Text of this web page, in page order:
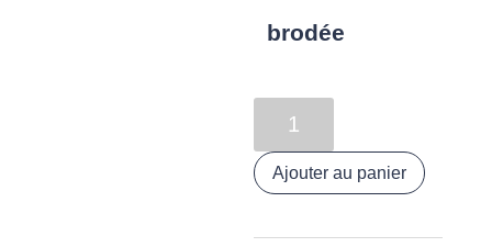
brodée
quantité
de
Sortie
de
Ajouter au panier